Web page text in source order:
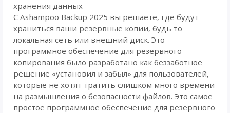
хранения данных
С Ashampoo Backup 2025 вы решаете, где будут
храниться ваши резервные копии, будь то
локальная сеть или внешний диск. Это
программное обеспечение для резервного
копирования было разработано как беззаботное
решение «установил и забыл» для пользователей,
которые не хотят тратить слишком много времени
на размышления о безопасности файлов. Это самое
простое программное обеспечение для резервного